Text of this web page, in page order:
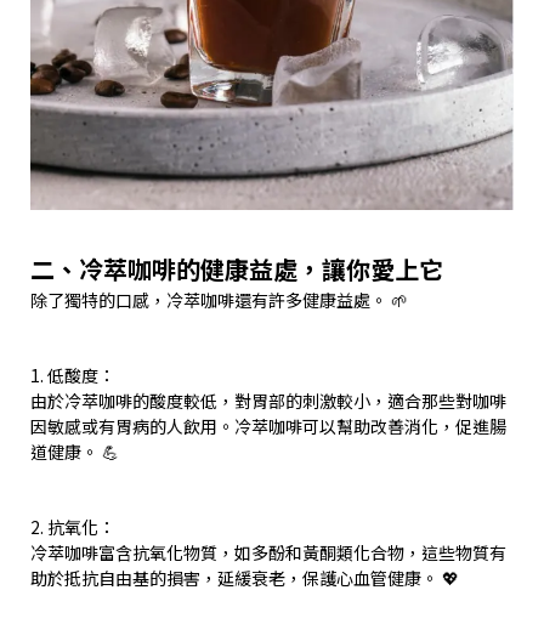
二、冷萃咖啡的健康益處，讓你愛上它
除了獨特的口感，冷萃咖啡還有許多健康益處。 🌱
1. 低酸度：
由於冷萃咖啡的酸度較低，對胃部的刺激較小，適合那些對咖啡
因敏感或有胃病的人飲用。冷萃咖啡可以幫助改善消化，促進腸
道健康。 💪
2. 抗氧化：
冷萃咖啡富含抗氧化物質，如多酚和黃酮類化合物，這些物質有
助於抵抗自由基的損害，延緩衰老，保護心血管健康。 💖